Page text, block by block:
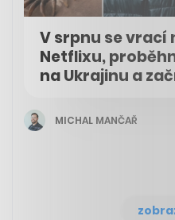
V srpnu se vrací
Netflixu,
na Ukrajinu a
MICHAL MANČAŘ